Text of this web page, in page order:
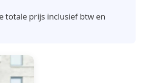
totale prijs inclusief btw en